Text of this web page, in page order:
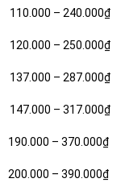
110.000 – 240.000₫
120.000 – 250.000₫
137.000 – 287.000₫
147.000 – 317.000₫
190.000 – 370.000₫
200.000 – 390.000₫